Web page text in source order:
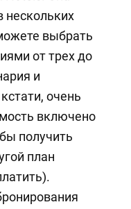
нескольких
выбрать
от трех до
и
очень
включено
получить
план